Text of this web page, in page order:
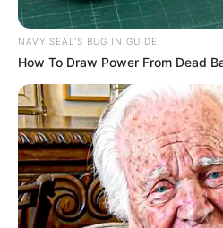
NAVY SEAL'S BUG IN GUIDE
How To Draw Power From Dead